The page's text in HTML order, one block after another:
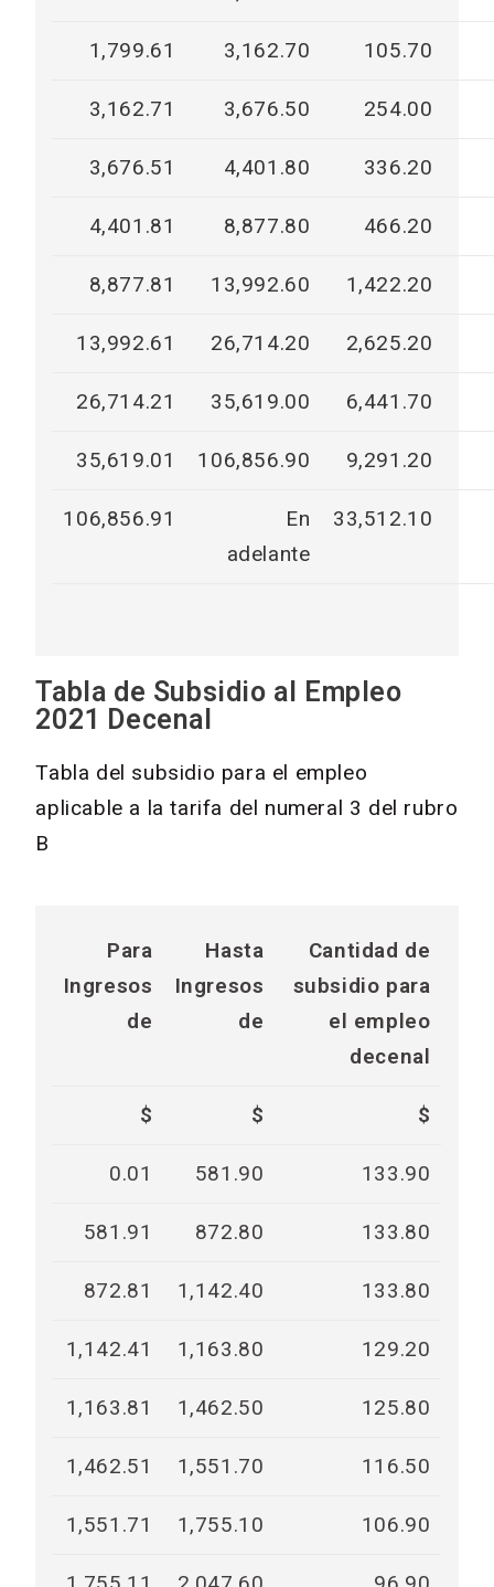
1,799.61 3,162.70 105.70
3,162.71 3,676.50 254.00
3,676.51 4,401.80 336.20
4,401.81 8,877.80 466.20
8,877.81 13,992.60 1,422.20
13,992.61 26,714.20 2,625.20
26,714.21 35,619.00 6,441.70
35,619.01 106,856.90 9,291.20
106,856.91
En
adelante
33,512.10
Tabla de Subsidio al Empleo
2021 Decenal
Tabla del subsidio para el empleo
aplicable a la tarifa del numeral 3 del rubro
B
Para
Ingresos
de
Hasta
Ingresos
de
Cantidad de
subsidio para
el empleo
decenal
$ $ $
0.01 581.90 133.90
581.91 872.80 133.80
872.81 1,142.40 133.80
1,142.41 1,163.80 129.20
1,163.81 1,462.50 125.80
1,462.51 1,551.70 116.50
1,551.71 1,755.10 106.90